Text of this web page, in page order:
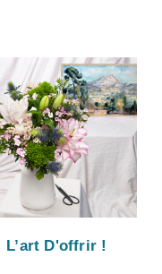
L’art D'offrir !